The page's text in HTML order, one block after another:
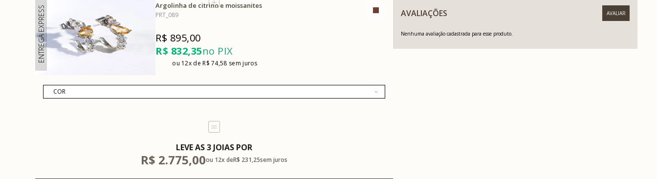
ENTREGA EXPRESS Argolinha de citrino e moissanites
PRT_089
R$ 832,35no PIX
R$ 895,00
12x R$ 74,58
LEVE AS 3 JOIAS
R$ 2.775,00 12x R$ 231,25sem juros
AVALIAÇÕES
Nenhuma avaliação cadastrada para esse produto.